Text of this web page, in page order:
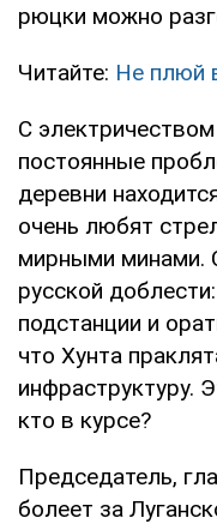
рюцки можно
Читайте: Не плюй
С
постоянные
деревни
очень любят
мирными минами.
русской
подстанции и
что Хунта
инфраструктуру.
кто в курсе?
Председатель,
болеет за